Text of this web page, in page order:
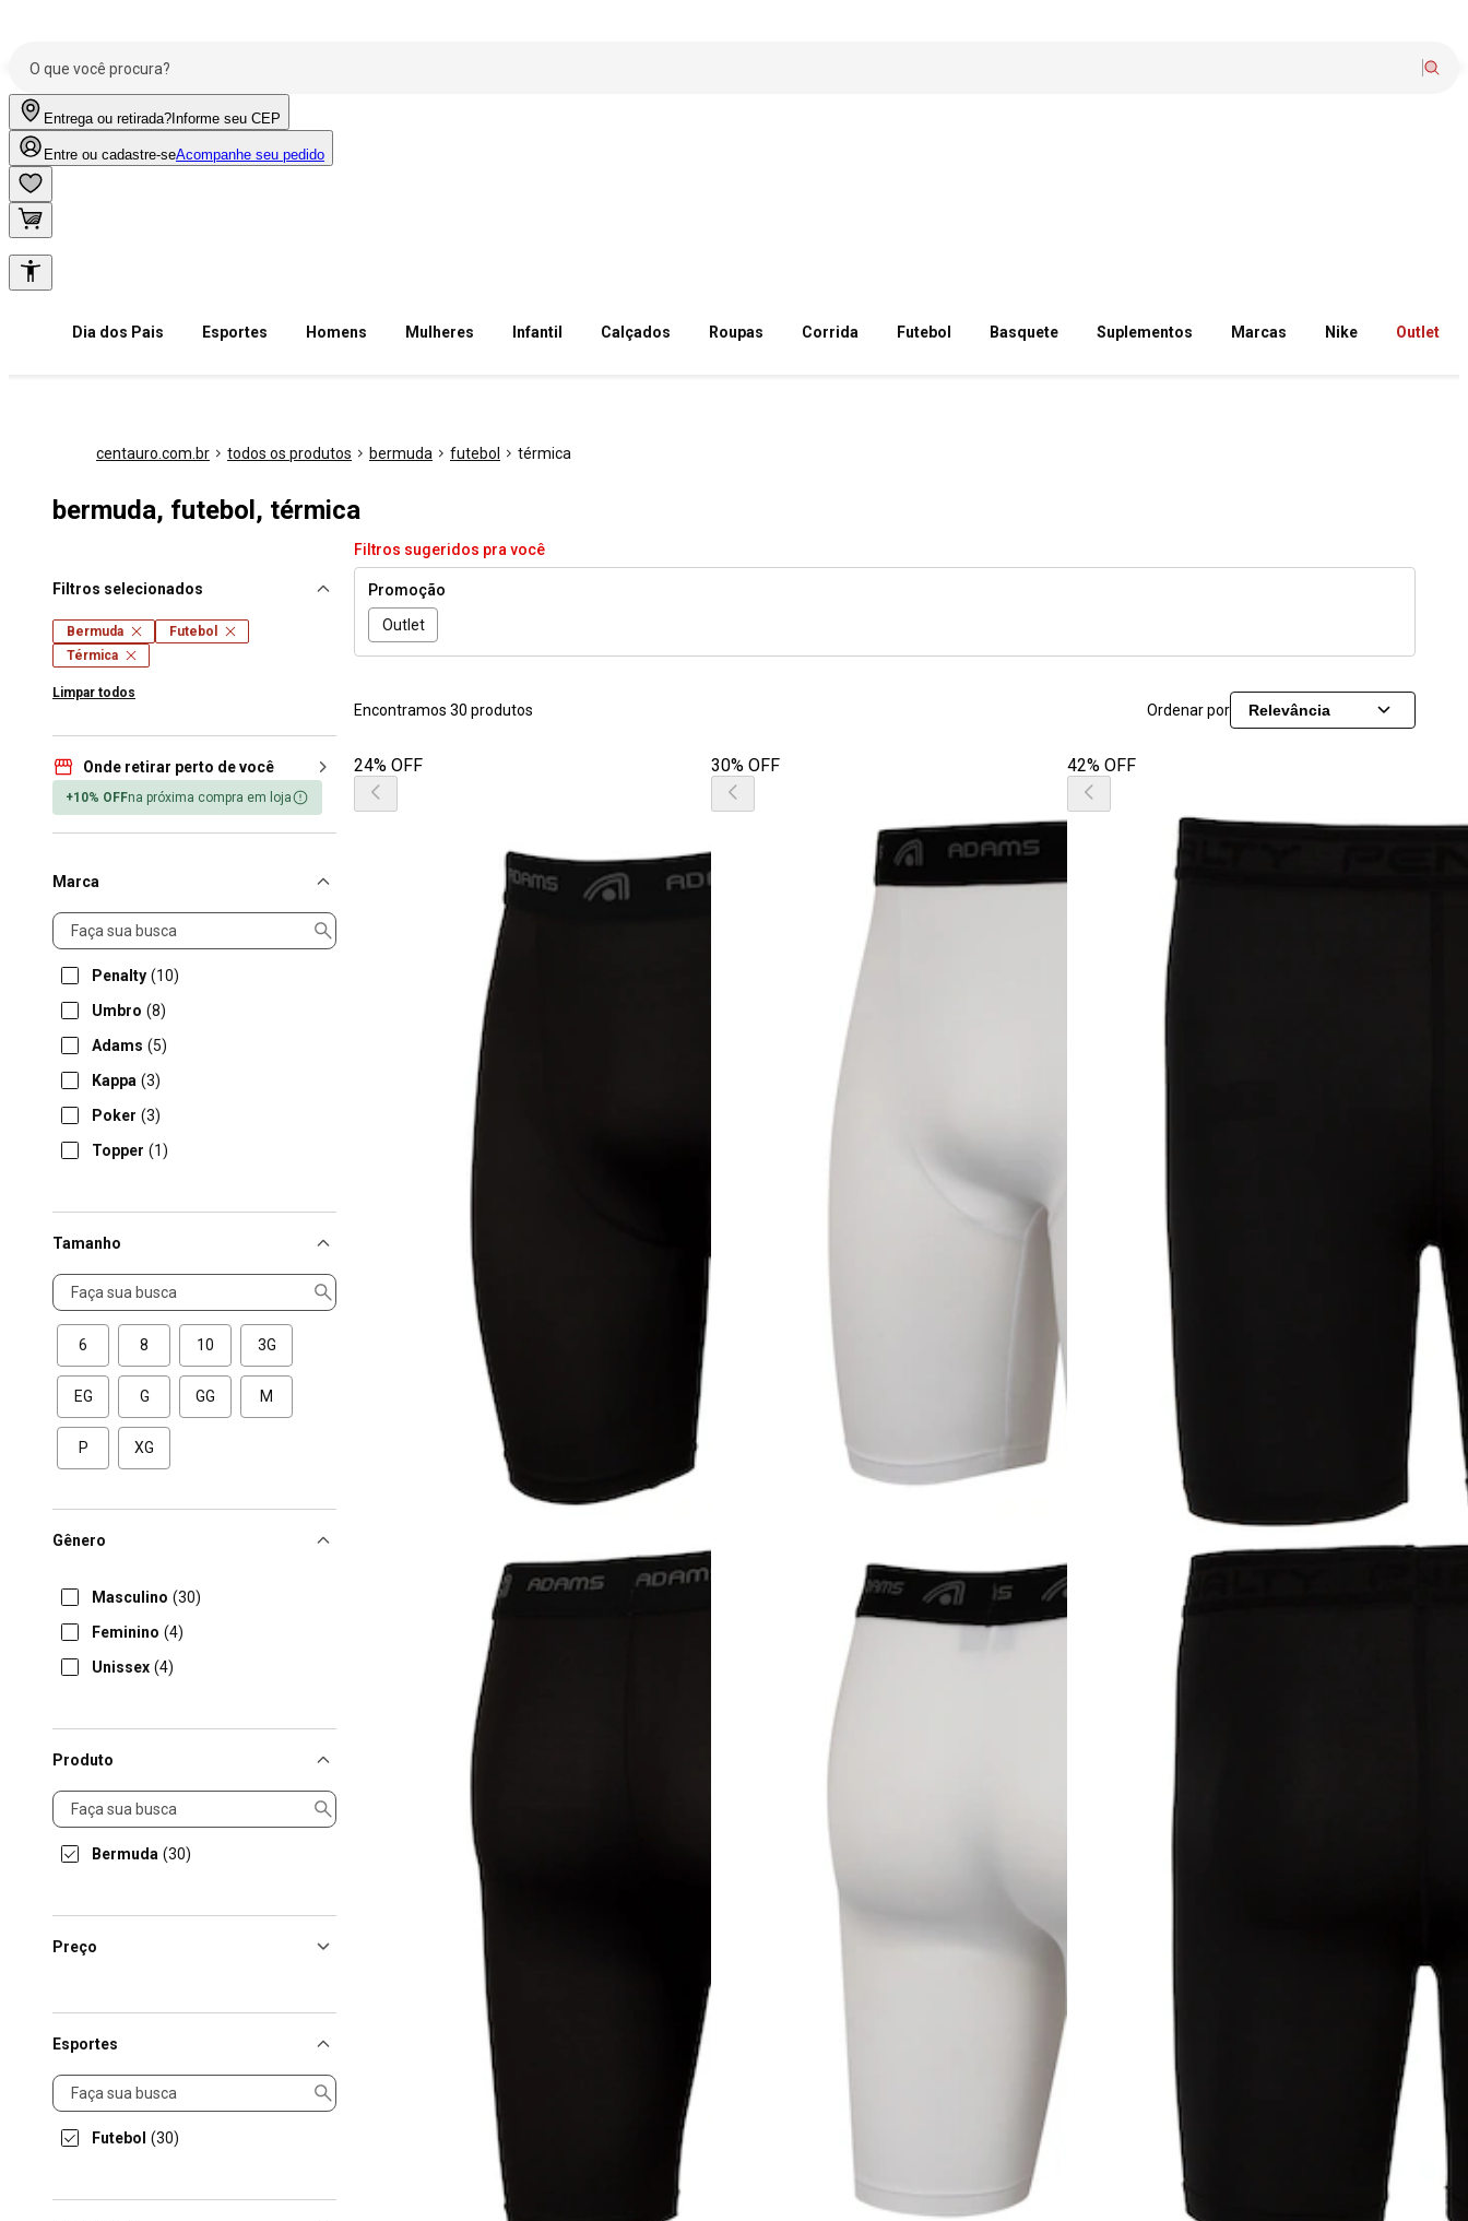
Entrega ou retirada? Informe seu CEP
Entre ou cadastre-seAcompanhe seu pedido
Dia dos Pais Esportes Homens Mulheres Infantil Calçados Roupas Corrida Futebol Basquete Suplementos Marcas Nike Outlet
centauro.com.br todos os produtos bermuda futebol térmica
bermuda, futebol, térmica
Filtros selecionados
Bermuda
Futebol
Térmica
Limpar todos
Onde retirar perto de você
+10% OFFna próxima compra em loja
Marca
Marca
Penalty (10)
Umbro (8)
Adams (5)
Kappa (3)
Poker (3)
Topper (1)
Tamanho
Tamanho
6 8 10 3G
EG G GG M
P XG
Gênero
Masculino (30)
Feminino (4)
Unissex (4)
Produto
Produto
Bermuda (30)
Preço
Esportes
Esportes
Futebol (30)
Filtros sugeridos pra você
Promoção
Outlet
Encontramos 30 produtos Ordenar por Relevância
24% OFF 30% OFF 42% OFF